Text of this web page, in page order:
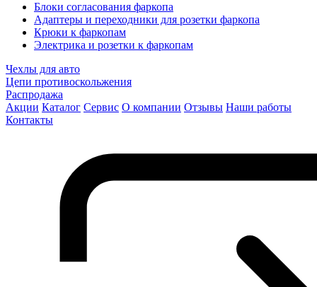
Блоки согласования фаркопа
Адаптеры и переходники для розетки фаркопа
Крюки к фаркопам
Электрика и розетки к фаркопам
Чехлы для авто
Цепи противоскольжения
Распродажа
Акции Каталог Сервис О компании Отзывы Наши работы
Контакты